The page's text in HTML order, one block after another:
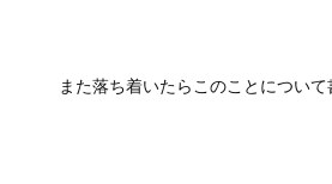
また落ち着いたらこのことについ